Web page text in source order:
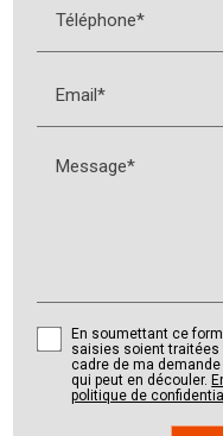
Téléphone*
Email*
Message*
En soumettant ce
saisies soient traitées
cadre de ma
qui peut en découler.
politique de